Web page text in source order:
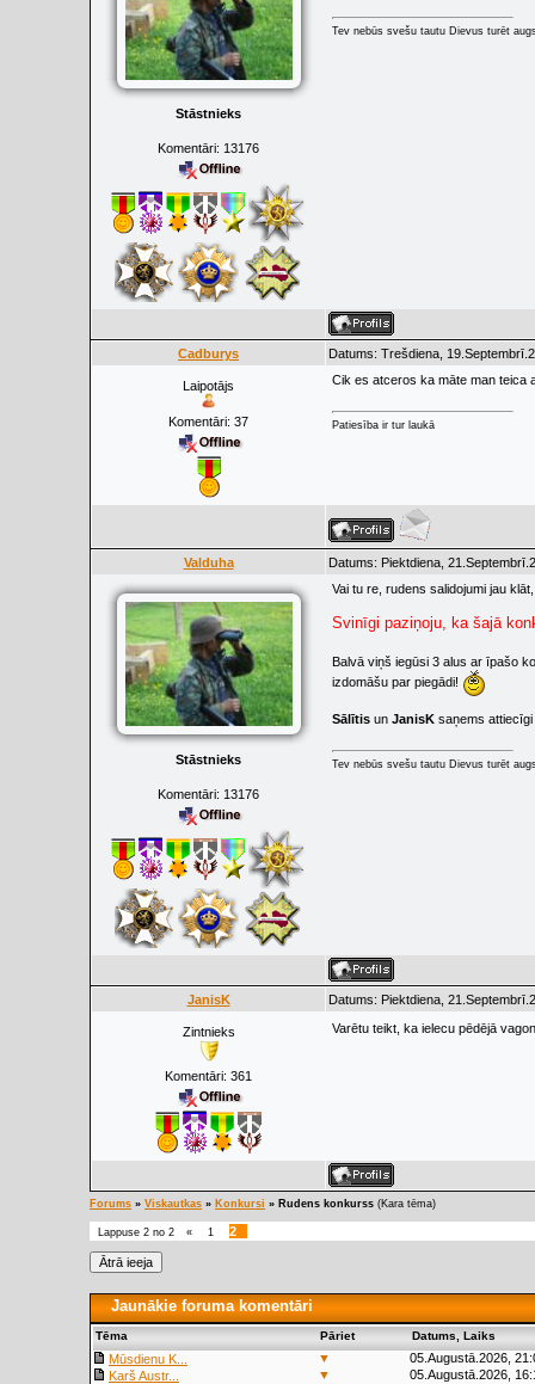
Stāstnieks
Komentāri: 13176
Tev nebūs svešu tautu Dievus turēt
Cadburys Datums: Trešdiena,
Laipotājs
Komentāri: 37
Cik es atceros ka māte man teica
Patiesība ir tur laukā
Valduha Datums: Piektdiena,
Stāstnieks
Komentāri: 13176
Vai tu re, rudens salidojumi jau
Svinīgi paziņoju, ka šajā
Balvā viņš iegūsi 3 alus ar īpašo
izdomāšu par piegādi!
Sālītis un JanisK saņems
Tev nebūs svešu tautu Dievus turēt
JanisK Datums: Piektdiena,
Zintnieks
Komentāri: 361
Varētu teikt, ka ielecu pēdējā
Forums » Viskautkas » Konkursi » Rudens konkurss (Kara tēma)
Lappuse 2 no 2 « 1 2
Jaunākie foruma komentāri
Tēma Pāriet Datums, Laiks
Mūsdienu K... ▼
05.Augustā.2026,
Karš Austr...
▼
05.Augustā.2026,